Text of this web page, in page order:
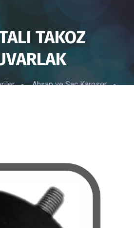
TAKOZ
- Ahşap ve Sac Karoser
-